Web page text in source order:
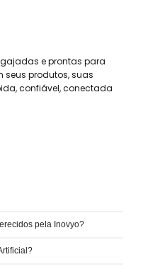
e prontas para
seus produtos, suas
confiável, conectada
pela Inovyo?